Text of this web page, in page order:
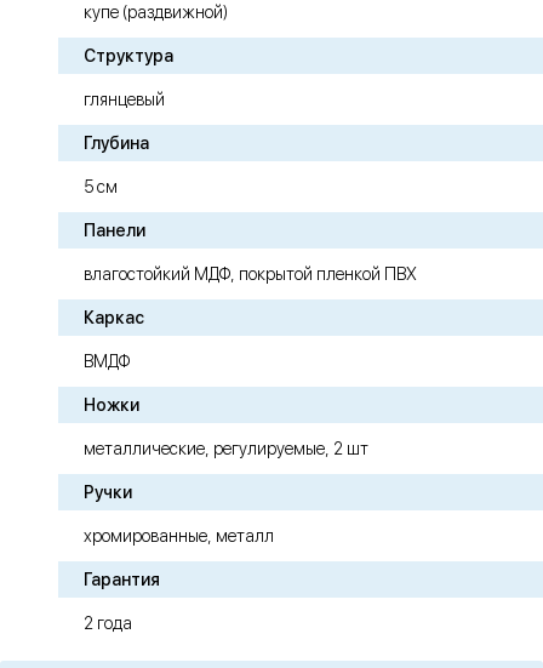
купе (раздвижной)
Структура
глянцевый
Глубина
5 см
Панели
влагостойкий МДФ, покрытой пленкой ПВХ
Каркас
ВМДФ
Ножки
металлические, регулируемые, 2 шт
Ручки
хромированные, металл
Гарантия
2 года